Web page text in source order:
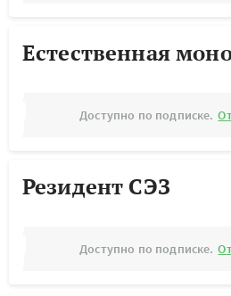
Естественная
Доступно по подписке.
Резидент СЭЗ
Доступно по подписке.